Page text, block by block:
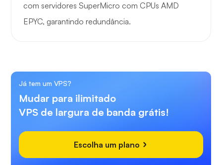
com servidores SuperMicro com CPUs AMD
EPYC, garantindo redundância.
Já tem um VPS?
Mudar para ilimitado
VPS de largura de banda grátis!
Escolha um plano